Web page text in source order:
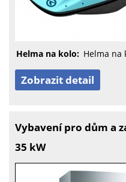
Helma na kolo: Helma na
Zobrazit detail
Vybavení pro dům a
35 kW